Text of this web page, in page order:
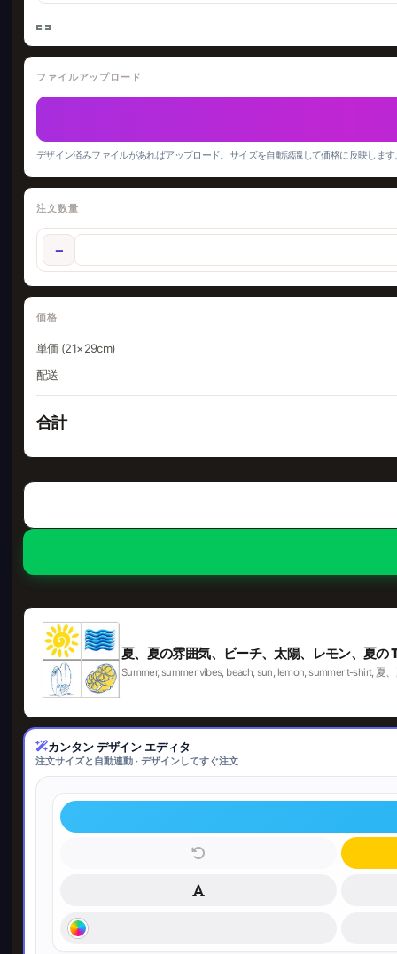
夏、夏の雰囲気、ビーチ、太陽、レモン、夏の
Summer, summer vibes, beach, sun, lemon, summer t-shirt,
カンタン デザイン エディタ
注文サイズと自動連動 · デザインしてすぐ注文
ファイルアップロード
デザイン済みファイルがあればアップロード。サイズを自動認識して価格に反映しま
注文数量
−
価格
単価 (21×29cm)
配送
合計